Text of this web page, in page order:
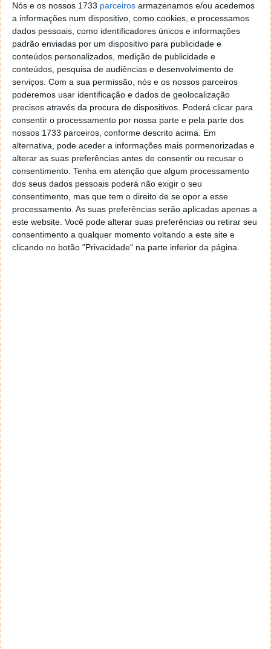
Nós e os nossos 1733 parceiros armazenamos e/ou acedemos
a informações num dispositivo, como cookies, e processamos
dados pessoais, como identificadores únicos e informações
padrão enviadas por um dispositivo para publicidade e
conteúdos personalizados, medição de publicidade e
conteúdos, pesquisa de audiências e desenvolvimento de
serviços. Com a sua permissão, nós e os nossos parceiros
poderemos usar identificação e dados de geolocalização
precisos através da procura de dispositivos. Poderá clicar para
consentir o processamento por nossa parte e pela parte dos
nossos 1733 parceiros, conforme descrito acima. Em
alternativa, pode aceder a informações mais pormenorizadas e
alterar as suas preferências antes de consentir ou recusar o
consentimento. Tenha em atenção que algum processamento
dos seus dados pessoais poderá não exigir o seu
consentimento, mas que tem o direito de se opor a esse
processamento. As suas preferências serão aplicadas apenas a
este website. Você pode alterar suas preferências ou retirar seu
consentimento a qualquer momento voltando a este site e
clicando no botão "Privacidade" na parte inferior da página.
2) Explore diferentes canais
Redes sociais, e-mail marketing, SMS e notificações
push são alguns exemplos de canais que pode
explorar. Tem de estar em todos?Não! Precisa estar
onde o seu cliente estiver.
A compra pode ter um percurso não-linear, isto é, o
cliente pode conhecer o seu produto pelas redes
sociais, mas pode interessar-se mesmo pela compra,
depois de receber um e-mail marketing com um
desconto especial, por exemplo.